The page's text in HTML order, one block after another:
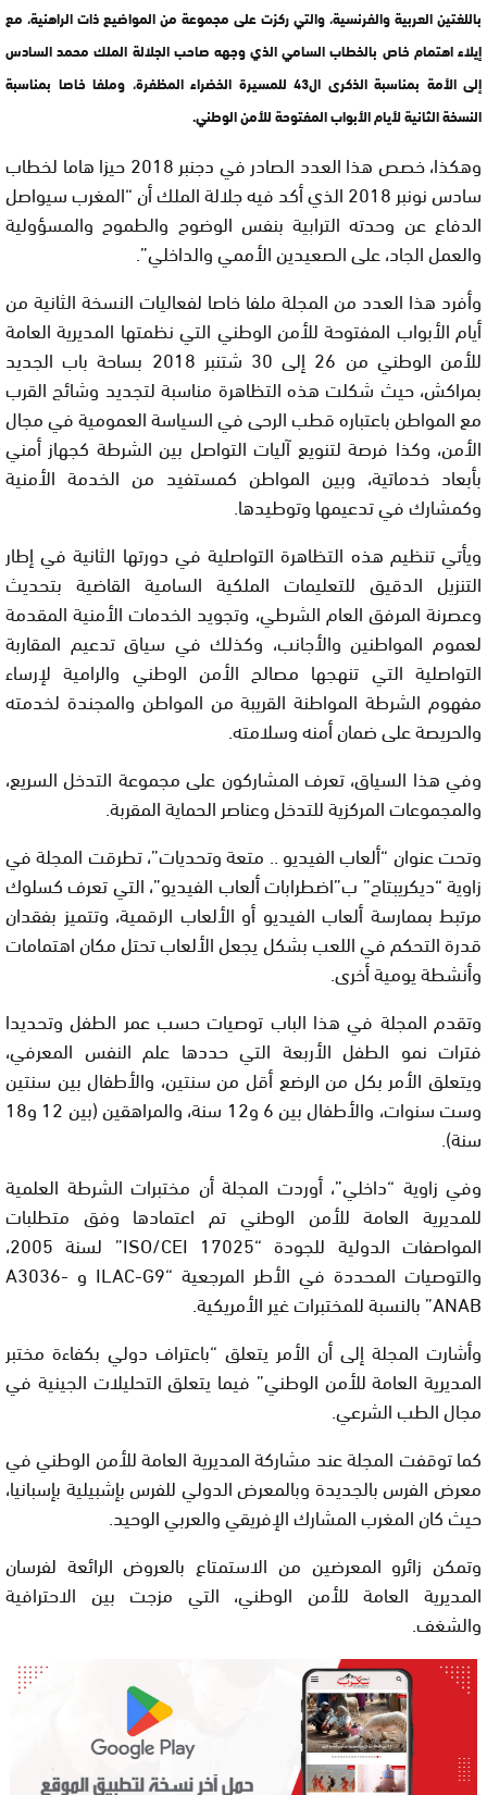
باللغتين العربية والفرنسية، والتي ركزت على مجموعة من المواضيع ذات الراهنية، مع
إيلاء اهتمام خاص بالخطاب السامي الذي وجهه صاحب الجلالة الملك محمد السادس
إلى الأمة بمناسبة الذكرى ال43 للمسيرة الخضراء المظفرة، وملفا خاصا بمناسبة
النسخة الثانية لأيام الأبواب المفتوحة للأمن الوطني.
وهكذا، خصص هذا العدد الصادر في دجنبر 2018 حيزا هاما لخطاب
سادس نونبر 2018 الذي أكد فيه جلالة الملك أن “المغرب سيواصل
الدفاع عن وحدته الترابية بنفس الوضوح والطموح والمسؤولية
والعمل الجاد، على الصعيدين الأممي والداخلي”.
وأفرد هذا العدد من المجلة ملفا خاصا لفعاليات النسخة الثانية من
أيام الأبواب المفتوحة للأمن الوطني التي نظمتها المديرية العامة
للأمن الوطني من 26 إلى 30 شتنبر 2018 بساحة باب الجديد
بمراكش، حيث شكلت هذه التظاهرة مناسبة لتجديد وشائج القرب
مع المواطن باعتباره قطب الرحى في السياسة العمومية في مجال
الأمن، وكذا فرصة لتنويع آليات التواصل بين الشرطة كجهاز أمني
بأبعاد خدماتية، وبين المواطن كمستفيد من الخدمة الأمنية
وكمشارك في تدعيمها وتوطيدها.
ويأتي تنظيم هذه التظاهرة التواصلية في دورتها الثانية في إطار
التنزيل الدقيق للتعليمات الملكية السامية القاضية بتحديث
وعصرنة المرفق العام الشرطي، وتجويد الخدمات الأمنية المقدمة
لعموم المواطنين والأجانب، وكذلك في سياق تدعيم المقاربة
التواصلية التي تنهجها مصالح الأمن الوطني والرامية لإرساء
مفهوم الشرطة المواطنة القريبة من المواطن والمجندة لخدمته
والحريصة على ضمان أمنه وسلامته.
وفي هذا السياق، تعرف المشاركون على مجموعة التدخل السريع،
والمجموعات المركزية للتدخل وعناصر الحماية المقربة.
وتحت عنوان “ألعاب الفيديو .. متعة وتحديات”، تطرقت المجلة في
زاوية “ديكريبتاج” ب”اضطرابات ألعاب الفيديو”، التي تعرف كسلوك
مرتبط بممارسة ألعاب الفيديو أو الألعاب الرقمية، وتتميز بفقدان
قدرة التحكم في اللعب بشكل يجعل الألعاب تحتل مكان اهتمامات
وأنشطة يومية أخرى.
وتقدم المجلة في هذا الباب توصيات حسب عمر الطفل وتحديدا
فترات نمو الطفل الأربعة التي حددها علم النفس المعرفي،
ويتعلق الأمر بكل من الرضع أقل من سنتين، والأطفال بين سنتين
وست سنوات، والأطفال بين 6 و12 سنة، والمراهقين (بين 12 و18
سنة).
وفي زاوية “داخلي”، أوردت المجلة أن مختبرات الشرطة العلمية
للمديرية العامة للأمن الوطني تم اعتمادها وفق متطلبات
المواصفات الدولية للجودة “ISO/CEI 17025” لسنة 2005،
والتوصيات المحددة في الأطر المرجعية “ILAC-G9 و A3036-
ANAB” بالنسبة للمختبرات غير الأمريكية.
وأشارت المجلة إلى أن الأمر يتعلق “باعتراف دولي بكفاءة مختبر
المديرية العامة للأمن الوطني” فيما يتعلق التحليلات الجينية في
مجال الطب الشرعي.
كما توقفت المجلة عند مشاركة المديرية العامة للأمن الوطني في
معرض الفرس بالجديدة وبالمعرض الدولي للفرس بإشبيلية بإسبانيا،
حيث كان المغرب المشارك الإفريقي والعربي الوحيد.
وتمكن زائرو المعرضين من الاستمتاع بالعروض الرائعة لفرسان
المديرية العامة للأمن الوطني، التي مزجت بين الاحترافية
والشغف.